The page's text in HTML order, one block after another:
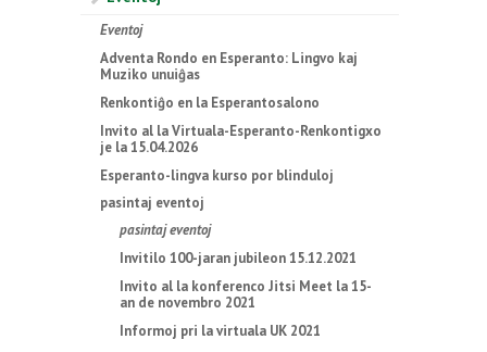
Eventoj
Adventa Rondo en Esperanto: Lingvo kaj
Muziko unuiĝas
Renkontiĝo en la Esperantosalono
Invito al la Virtuala-Esperanto-Renkontigxo
je la 15.04.2026
Esperanto-lingva kurso por blinduloj
pasintaj eventoj
pasintaj eventoj
Invitilo 100-jaran jubileon 15.12.2021
Invito al la konferenco Jitsi Meet la 15-
an de novembro 2021
Informoj pri la virtuala UK 2021